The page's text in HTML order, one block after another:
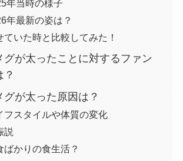
年当時の様子
年最新の姿は？
ていた時と比較してみた！
グが太ったことに対するファン
？
グが太った原因は？
フスタイルや体質の変化
説
ばかりの食生活？